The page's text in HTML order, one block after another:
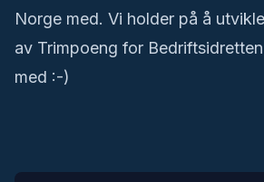
Norge med. Vi holder på å
av Trimpoeng for
med :-)